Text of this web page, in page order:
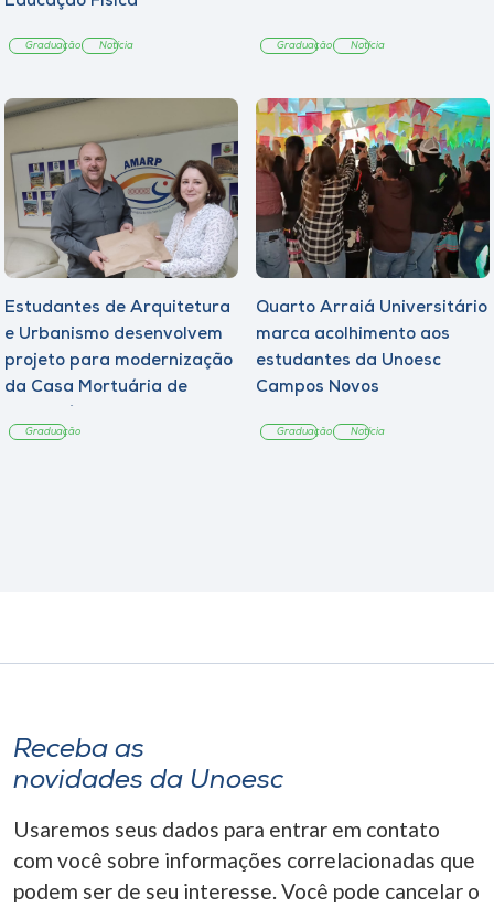
Graduação Notícia Graduação Notícia
Estudantes de Arquitetura
e Urbanismo desenvolvem
projeto para modernização
da Casa Mortuária de
Graduação
Quarto Arraiá Universitário
marca acolhimento aos
estudantes da Unoesc
Campos Novos
Graduação Notícia
Receba as
novidades da Unoesc
Usaremos seus dados para entrar em contato
com você sobre informações correlacionadas que
podem ser de seu interesse. Você pode cancelar o